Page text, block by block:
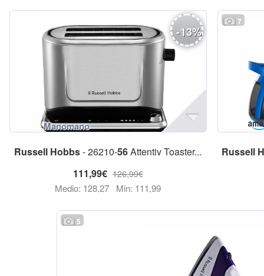
-13%
Russell Hobbs- 26210-56Attentiv Toaster...
111,99€ 126,99€
Medio: 128,27 Min: 111,99
7
Russell
5